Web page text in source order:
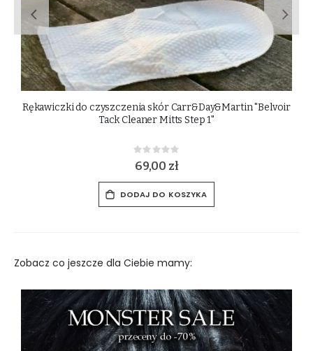
Elastyczna pomoc do lonżowania Harry's Horse
Rating:
0%
65,00 zł
DODAJ DO KOSZYKA
Zobacz co jeszcze dla Ciebie mamy: